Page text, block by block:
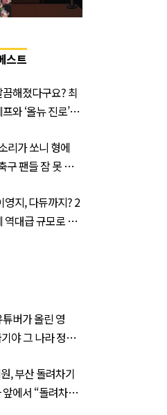
스트
해졌다구요? 최
와 ‘올뉴 진로’의
리가 쏘니 형에
구 팬들 잠 못 들
영지, 다듀까지? 2
역대급 규모로 돌
버가 올린 영
야 그 나라 정부
, 부산 돌려차기
에서 “돌려차기